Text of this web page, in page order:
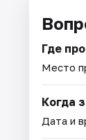
Где
Место
Когда
Дата и